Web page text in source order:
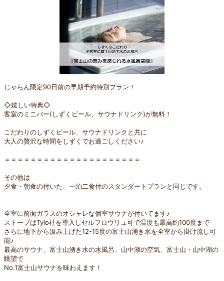
じゃらん限定90日前の早期予約特別プラン！
◇嬉しい特典◇
客室のミニバー(しずくビール、サウナドリンク)が無料！
こだわりのしずくビール、サウナドリンクと共に
大人の贅沢な時間をしずくでお過ごしください♪
＝＝＝＝＝＝＝＝＝＝＝＝＝＝＝＝＝＝＝＝＝
その他は
夕食・朝食の付いた、一泊二食付のスタンダートプランと同じです。
全室に前面ガラスのオシャレな個室サウナが付いてます♪
ストーブはTylo社を導入しセルフロウリュ可で温度も最高約100度まで
さらに地下から汲み上げた12-15度の富士山湧き水を全室から掛け流し可
能♪
最高のサウナ、富士山湧き水の水風呂、山中湖の空気、富士山・山中湖の
眺望で
No.1富士山サウナを味わえます！